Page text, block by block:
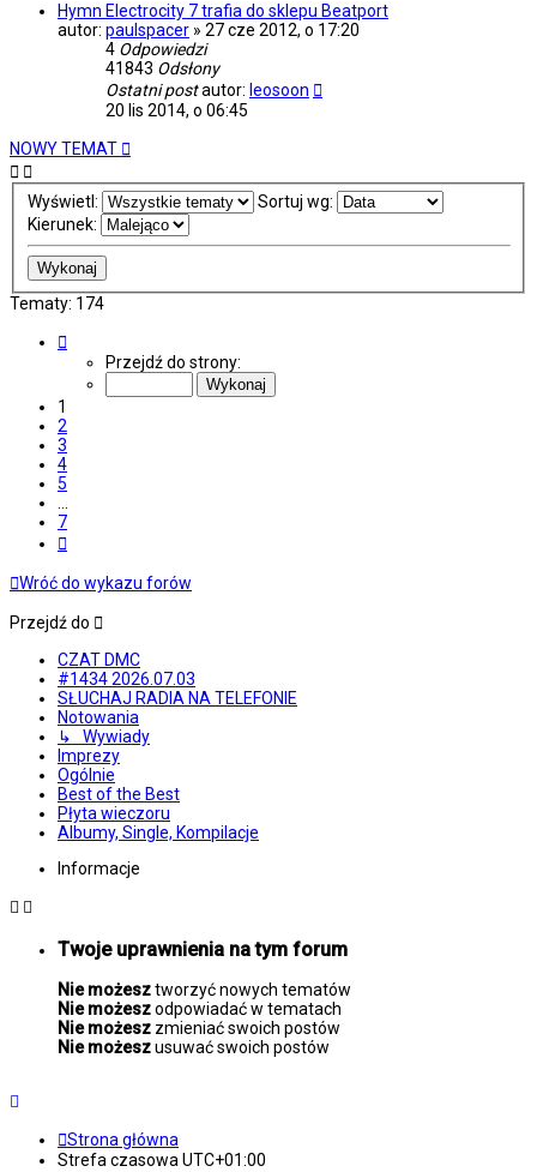
Hymn Electrocity 7 trafia do sklepu Beatport
autor: paulspacer » 27 cze 2012, o 17:20
4 Odpowiedzi
41843 Odsłony
Ostatni postautor: leosoon
20 lis 2014, o 06:45
NOWY TEMAT
Wyświetl:
Sortuj wg:
Kierunek:
Tematy: 174
Przejdź do strony:
1
2
3
4
5
7
Wróć do wykazu forów
Przejdź do
CZAT DMC
#1434 2026.07.03
SŁUCHAJ RADIA NA TELEFONIE
Notowania
↳ Wywiady
Imprezy
Ogólnie
Best of the Best
Płyta wieczoru
Albumy, Single, Kompilacje
Informacje
Twoje uprawnienia na tym forum
Nie możesztworzyć nowych tematów
Nie możeszodpowiadać w tematach
Nie możesz zmieniać swoich postów
Nie możeszusuwać swoich postów
Strona główna
Strefa czasowa UTC+01:00